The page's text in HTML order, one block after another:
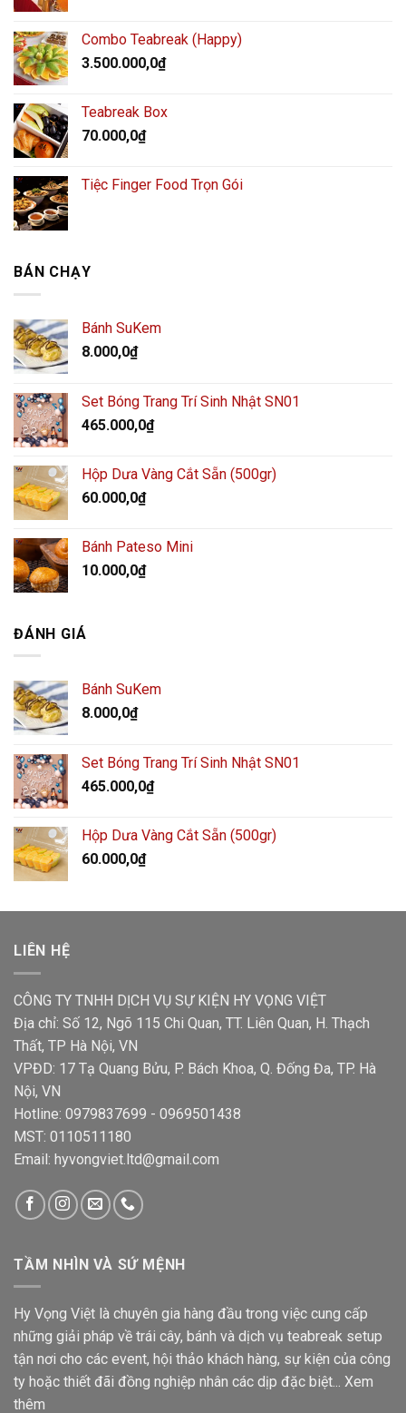
Combo Teabreak (Happy)
3.500.000,0₫
Teabreak Box
70.000,0₫
Tiệc Finger Food Trọn Gói
BÁN CHẠY
Bánh SuKem
8.000,0₫
Set Bóng Trang Trí Sinh Nhật SN01
465.000,0₫
Hộp Dưa Vàng Cắt Sẵn (500gr)
60.000,0₫
Bánh Pateso Mini
10.000,0₫
ĐÁNH GIÁ
Bánh SuKem
8.000,0₫
Set Bóng Trang Trí Sinh Nhật SN01
465.000,0₫
Hộp Dưa Vàng Cắt Sẵn (500gr)
60.000,0₫
LIÊN HỆ
CÔNG TY TNHH DỊCH VỤ SỰ KIỆN HY VỌNG VIỆT
Địa chỉ: Số 12, Ngõ 115 Chi Quan, TT. Liên Quan, H. Thạch
Thất, TP Hà Nội, VN
VPĐD: 17 Tạ Quang Bửu, P. Bách Khoa, Q. Đống Đa, TP. Hà
Nội, VN
Hotline: 0979837699 - 0969501438
MST: 0110511180
Email: hyvongviet.ltd@gmail.com
TẦM NHÌN VÀ SỨ MỆNH
Hy Vọng Việt là chuyên gia hàng đầu trong việc cung cấp
những giải pháp về trái cây, bánh và dịch vụ teabreak setup
tận nơi cho các event, hội thảo khách hàng, sự kiện của công
ty hoặc thiết đãi đồng nghiệp nhân các dịp đặc biệt... Xem
thêm